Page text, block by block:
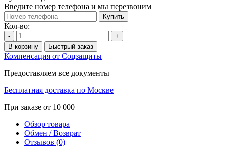
Введите номер телефона и мы перезвоним
Купить
Кол-во:
-
+
В корзину
Быстрый заказ
Компенсация от Соцзащиты
Предоставляем все документы
Бесплатная доставка по Москве
При заказе от 10 000
Обзор товара
Обмен / Возврат
Отзывов (0)